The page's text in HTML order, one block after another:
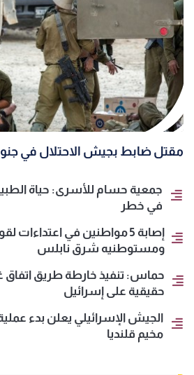
مقتل ضابط بجيش الاحتلال في
جمعية حسام للأسرى: حياة
في خطر
إصابة 5 مواطنين في اعتداءات
ومستوطنيه شرق نابلس
حماس: تنفيذ خارطة طريق
حقيقية على إسرائيل
الجيش الإسرائيلي يعلن بدء
مخيم قلنديا